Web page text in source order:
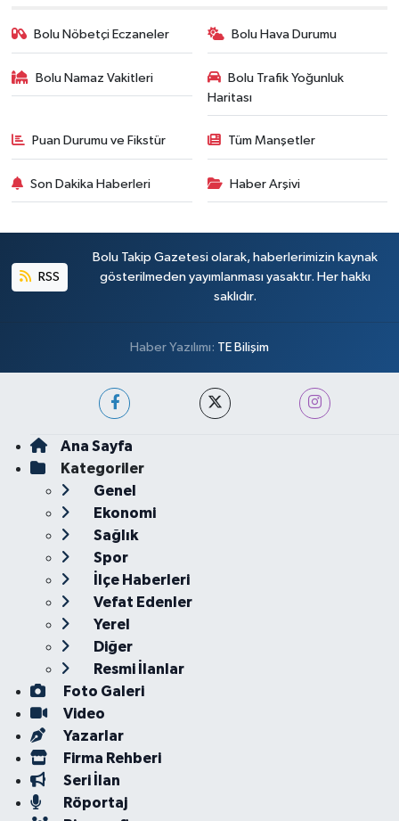
Bolu Nöbetçi Eczaneler Bolu Hava Durumu
Bolu Namaz Vakitleri
Bolu Trafik Yoğunluk
Haritası
Puan Durumu ve Fikstür Tüm Manşetler
Son Dakika Haberleri Haber Arşivi
RSS
Bolu Takip Gazetesi olarak, haberlerimizin kaynak
gösterilmeden yayımlanması yasaktır. Her hakkı
saklıdır.
Haber Yazılımı: TE Bilişim
Ana Sayfa
Kategoriler
Genel
Ekonomi
Sağlık
Spor
İlçe Haberleri
Vefat Edenler
Yerel
Diğer
Resmi İlanlar
Foto Galeri
Video
Yazarlar
Firma Rehberi
Seri İlan
Röportaj